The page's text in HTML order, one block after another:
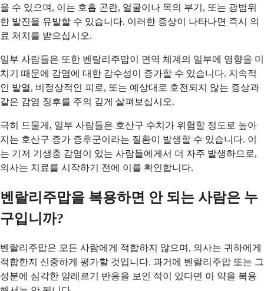
을 수 있으며, 이는 호흡 곤란, 얼굴이나 목의 부기, 또는 광범위
한 발진을 유발할 수 있습니다. 이러한 증상이 나타나면 즉시 의
료 처치를 받으십시오.
일부 사람들은 또한 벤랄리주맙이 면역 체계의 일부에 영향을 미
치기 때문에 감염에 대한 감수성이 증가할 수 있습니다. 지속적
인 발열, 비정상적인 피로, 또는 예상대로 호전되지 않는 증상과
같은 감염 징후를 주의 깊게 살펴보십시오.
극히 드물게, 일부 사람들은 호산구 수치가 위험할 정도로 높아
지는 호산구 증가 증후군이라는 질환이 발생할 수 있습니다. 이
는 기저 기생충 감염이 있는 사람들에게서 더 자주 발생하므로,
의사는 치료를 시작하기 전에 이를 확인합니다.
벤랄리주맙을 복용하면 안 되는 사람은 누
구입니까?
벤랄리주맙은 모든 사람에게 적합하지 않으며, 의사는 귀하에게
적합한지 신중하게 평가할 것입니다. 과거에 벤랄리주맙 또는 그
성분에 심각한 알레르기 반응을 보인 적이 있다면 이 약을 복용